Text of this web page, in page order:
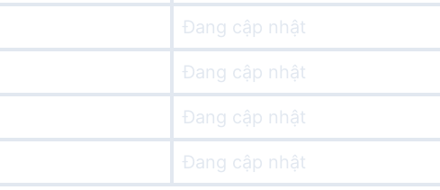
Đang cập nhật
Đang cập nhật
Đang cập nhật
Đang cập nhật